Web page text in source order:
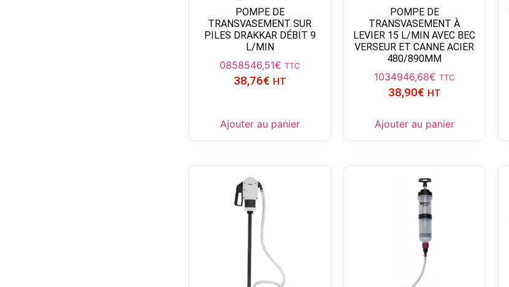
POMPE DE
TRANSVASEMENT SUR
PILES DRAKKAR DÉBIT 9
L/MIN
0858546,51€ TTC
38,76€ HT
Ajouter au panier
POMPE DE
TRANSVASEMENT À
LEVIER 15 L/MIN AVEC BEC
VERSEUR ET CANNE ACIER
480/890MM
1034946,68€ TTC
38,90€ HT
Ajouter au panier